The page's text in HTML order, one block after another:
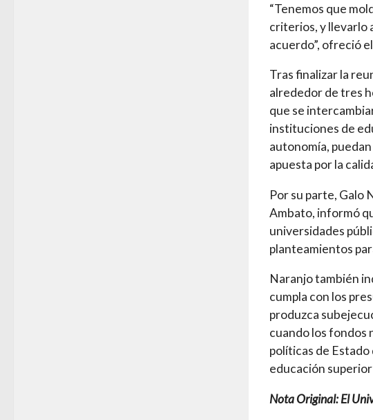
“Tenemos que
criterios, y llevarlo
acuerdo”, ofreció
Tras finalizar la
alrededor de tres
que se
instituciones de
autonomía,
apuesta por la
Por su parte, Galo
Ambato, informó
universidades
planteamientos
Naranjo también
cumpla con los
produzca
cuando los fondos
políticas de
educación
Nota Original: El